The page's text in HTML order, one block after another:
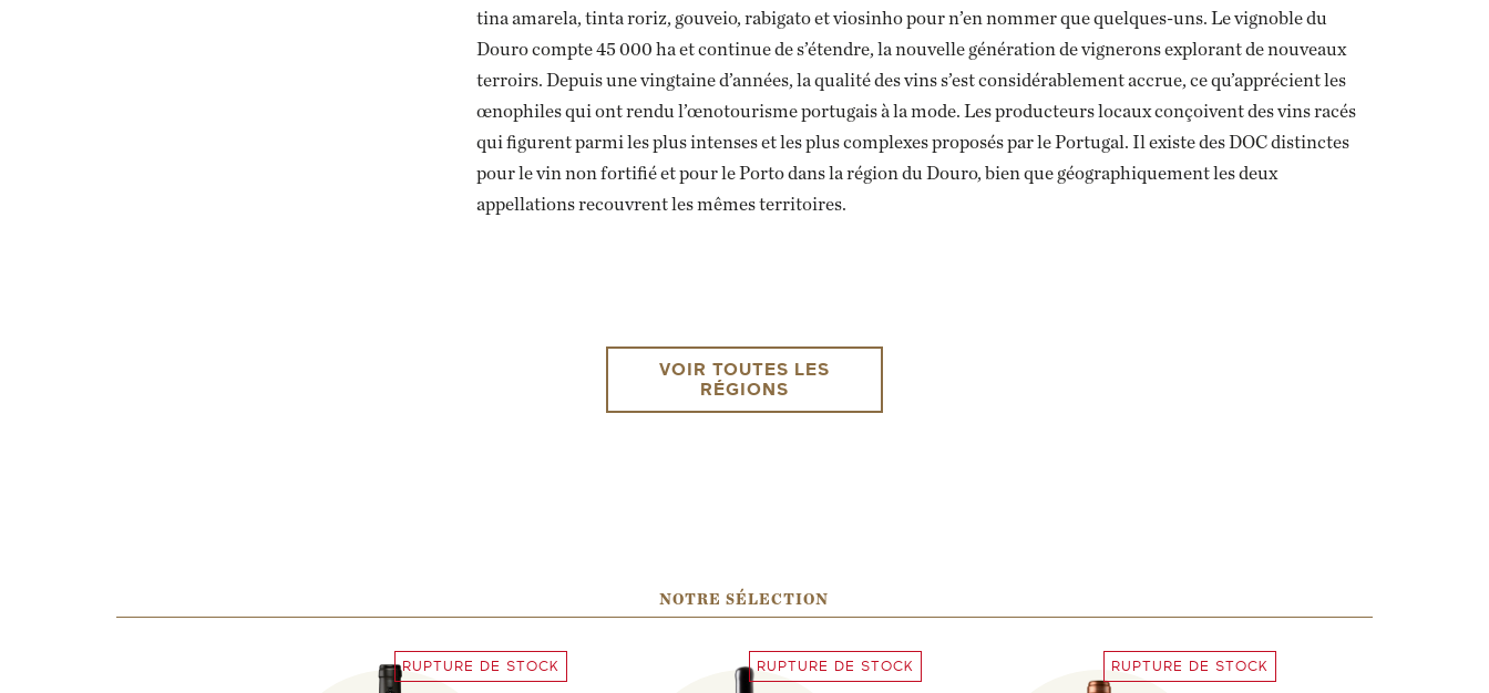
tina amarela, tinta roriz, gouveio, rabigato et viosinho pour n’en nommer que quelques-uns. Le vignoble du
Douro compte 45 000 ha et continue de s’étendre, la nouvelle génération de vignerons explorant de nouveaux
terroirs. Depuis une vingtaine d’années, la qualité des vins s’est considérablement accrue, ce qu’apprécient les
œnophiles qui ont rendu l’œnotourisme portugais à la mode. Les producteurs locaux conçoivent des vins racés
qui figurent parmi les plus intenses et les plus complexes proposés par le Portugal. Il existe des DOC distinctes
pour le vin non fortifié et pour le Porto dans la région du Douro, bien que géographiquement les deux
appellations recouvrent les mêmes territoires.
NOTRE SÉLECTION
RUPTURE DE STOCK RUPTURE DE STOCK RUPTURE DE STOCK
VOIR TOUTES LES
RÉGIONS
ENVOYEZ-MOI UN EMAIL DÈS QUE